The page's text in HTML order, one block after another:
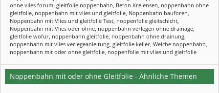
ohne vlies forum, gleitfolie noppenbahn, Beton Kreiensen, noppenbahn ohne
gleitfolie, noppenbahn mit vlies und gleitfolie, Noppenbahn bauforen,
Noppenbahn mit Vlies und gleitfolie Test, noppenfolie gleitschicht,
Noppenbahn mit Vlies oder ohne, noppenbahn verlegen ohne drainage,
gleitfolie wofür, noppenbahn gleitfolie, noppenbahn ohne drainung,
noppenbahn mit vlies verlegeanleitung, gleitfolie keller, Welche noppenbahn,
noppenbahn mit oder ohne gleitfolie, noppenfolie mit vlies und gleitfolie
Noppenbahn mit oder ohne Gleitfolie - Ähnliche Themen